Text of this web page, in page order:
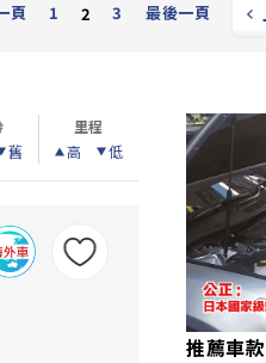
頁 1 2 3 最後一頁
舊
里程
高
低
推薦車款